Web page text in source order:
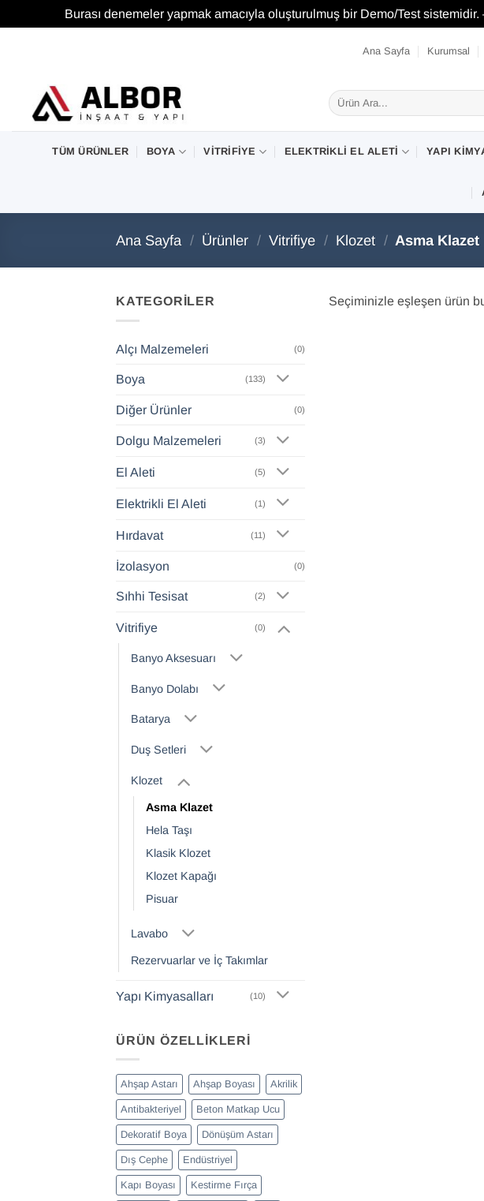
Burası denemeler yapmak amacıyla oluşturulmuş bir Demo/Test
Ana Sayfa Kurumsal
Ara:
TÜM ÜRÜNLER BOYA VITRIFIYE ELEKTRIKLI EL ALETI YAPI
Ana Sayfa / Ürünler / Vitrifiye / Klozet / Asma Klazet
KATEGORILER
Alçı Malzemeleri (0)
Boya (133)
Diğer Ürünler (0)
Dolgu Malzemeleri (3)
El Aleti (5)
Elektrikli El Aleti (1)
Hırdavat (11)
İzolasyon (0)
Sıhhi Tesisat (2)
Vitrifiye (0)
Banyo Aksesuarı
Banyo Dolabı
Batarya
Duş Setleri
Klozet
Asma Klazet
Hela Taşı
Klasik Klozet
Klozet Kapağı
Pisuar
Lavabo
Rezervuarlar ve İç Takımlar
Yapı Kimyasalları (10)
ÜRÜN ÖZELLIKLERI
Ahşap Astarı Ahşap Boyası Akrilik
Antibakteriyel Beton Matkap Ucu
Dekoratif Boya Dönüşüm Astarı
Dış Cephe Endüstriyel
Kapı Boyası Kestirme Fırça
Seçiminizle eşleşen ürün